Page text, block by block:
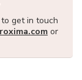
get in touch
or